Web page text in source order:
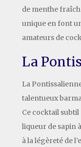
de menthe
unique en font
amateurs de
La
La
talentueux
Ce cocktail
liqueur de sapin
à la légèreté de